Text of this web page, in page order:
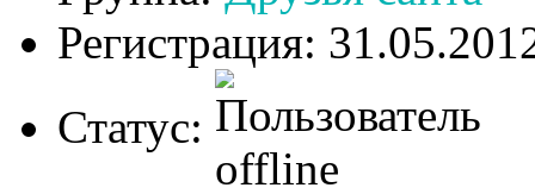
Регистрация:
Статус: